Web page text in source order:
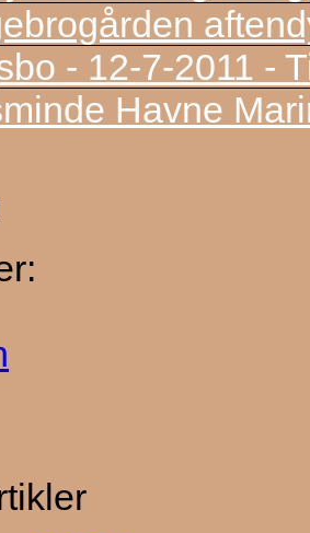
- 12-7-2011 -
Havne